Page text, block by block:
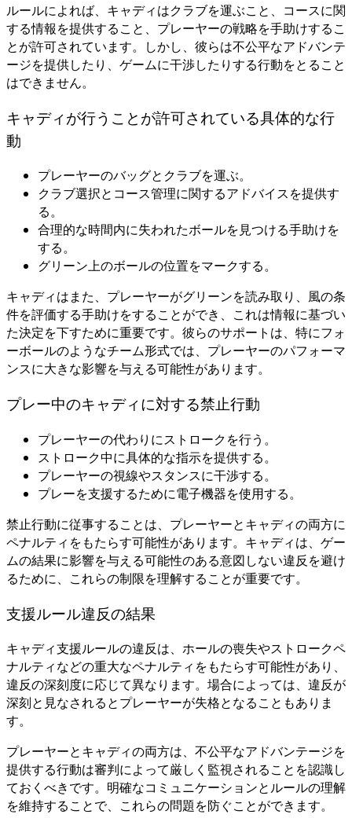
ルールによれば、キャディはクラブを運ぶこと、コースに関
する情報を提供すること、プレーヤーの戦略を手助けするこ
とが許可されています。しかし、彼らは不公平なアドバンテ
ージを提供したり、ゲームに干渉したりする行動をとること
はできません。
キャディが行うことが許可されている具体的な行
動
プレーヤーのバッグとクラブを運ぶ。
クラブ選択とコース管理に関するアドバイスを提供す
る。
合理的な時間内に失われたボールを見つける手助けを
する。
グリーン上のボールの位置をマークする。
キャディはまた、プレーヤーがグリーンを読み取り、風の条
件を評価する手助けをすることができ、これは情報に基づい
た決定を下すために重要です。彼らのサポートは、特にフォ
ーボールのようなチーム形式では、プレーヤーのパフォーマ
ンスに大きな影響を与える可能性があります。
プレー中のキャディに対する禁止行動
プレーヤーの代わりにストロークを行う。
ストローク中に具体的な指示を提供する。
プレーヤーの視線やスタンスに干渉する。
プレーを支援するために電子機器を使用する。
禁止行動に従事することは、プレーヤーとキャディの両方に
ペナルティをもたらす可能性があります。キャディは、ゲー
ムの結果に影響を与える可能性のある意図しない違反を避け
るために、これらの制限を理解することが重要です。
支援ルール違反の結果
キャディ支援ルールの違反は、ホールの喪失やストロークペ
ナルティなどの重大なペナルティをもたらす可能性があり、
違反の深刻度に応じて異なります。場合によっては、違反が
深刻と見なされるとプレーヤーが失格となることもありま
す。
プレーヤーとキャディの両方は、不公平なアドバンテージを
提供する行動は審判によって厳しく監視されることを認識し
ておくべきです。明確なコミュニケーションとルールの理解
を維持することで、これらの問題を防ぐことができます。